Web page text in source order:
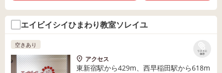
エイビイシイひまわり教室ソレイユ
リストに
保存
空きあり
アクセス
東新宿駅から429m、西早稲田駅から618m